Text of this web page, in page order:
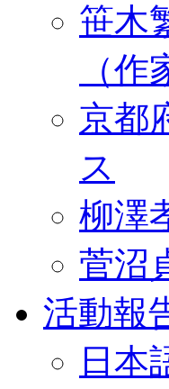
笹木
（作
京都
ス
柳澤
菅沼
活動報
日本